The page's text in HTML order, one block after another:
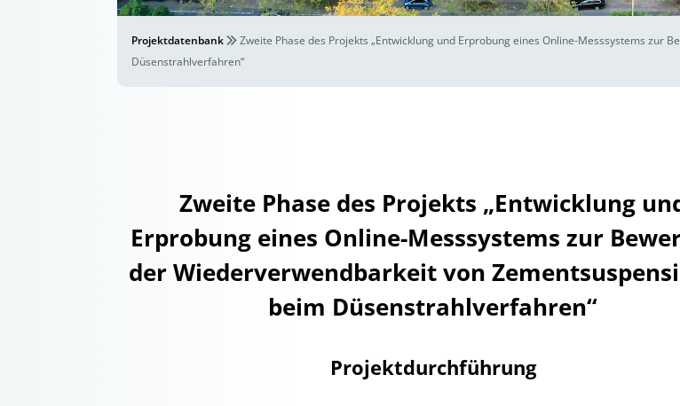
Projektdatenbank
Zweite Phase des Projekts „Entwicklung und Erprobung eines Online-Messsystems zur
Düsenstrahlverfahren“
Zweite Phase des Projekts „Entwicklung
Erprobung eines Online-Messsystems zur
der Wiederverwendbarkeit von
beim Düsenstrahlverfahren“
Projektdurchführung